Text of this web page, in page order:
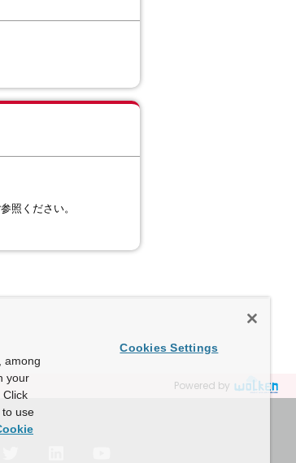
ください。
Powered by
among
your
Click
to use
Cookies Settings